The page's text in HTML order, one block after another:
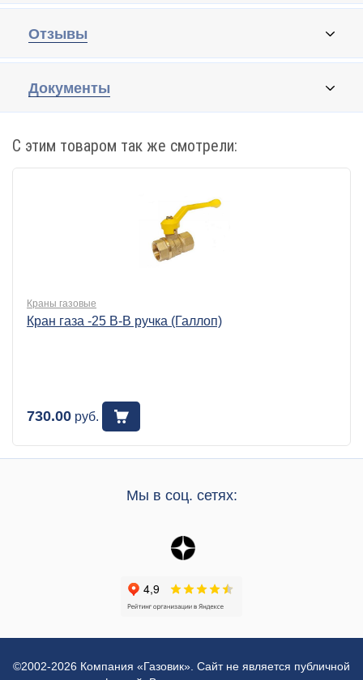
Отзывы
Документы
С этим товаром так же смотрели:
Краны газовые
Кран газа -25 В-В ручка (Галлоп)
730.00 руб.
Мы в соц. сетях:
©2002-2026 Компания «Газовик». Сайт не является публичной